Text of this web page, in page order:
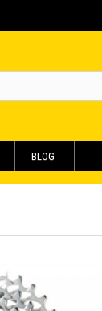
BLOG